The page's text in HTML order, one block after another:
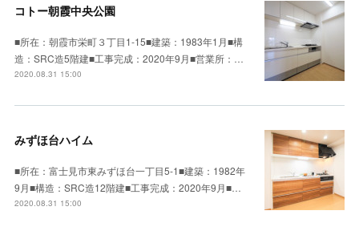
コトー朝霞中央公園
■所在：朝霞市栄町３丁目1-15■建築：1983年1月■構
造：SRC造5階建■工事完成：2020年9月■営業所：…
2020.08.31 15:00
みずほ台ハイム
■所在：富士見市東みずほ台一丁目5-1■建築：1982年
9月■構造：SRC造12階建■工事完成：2020年9月■…
2020.08.31 15:00